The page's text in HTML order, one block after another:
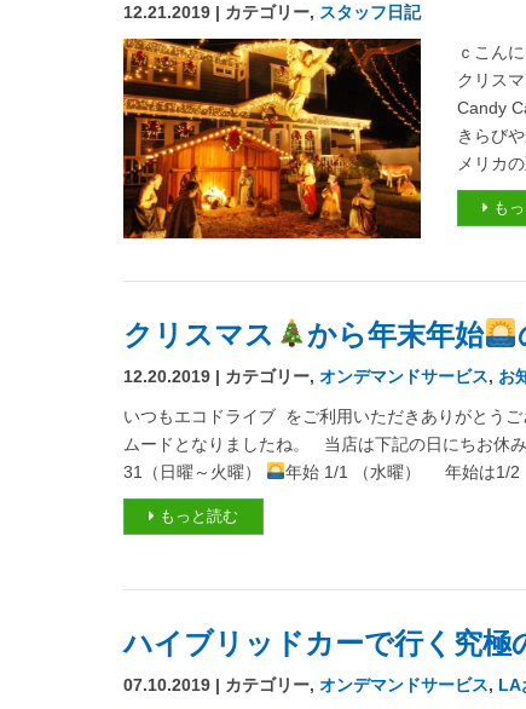
12.21.2019 | カテゴリー, スタッフ日記
ｃこん
クリス
Candy
きらび
メリカ
も
クリスマス から年末年始
12.20.2019 | カテゴリー, オンデマンドサービス, お
いつもエコドライブ をご利用いただきありがとう
ムードとなりましたね。 当店は下記の日にちお休
31（日曜～火曜）
年始 1/1 （水曜） 年始は1/2
もっと読む
ハイブリッドカーで行く究極
07.10.2019 | カテゴリー, オンデマンドサービス, LA